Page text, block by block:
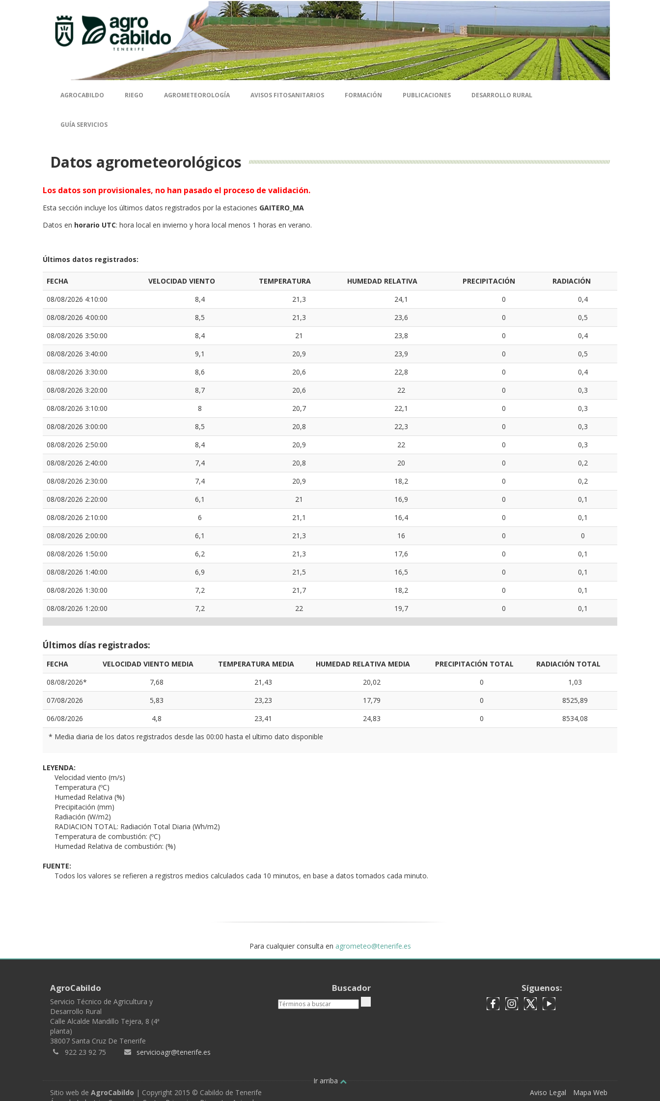
AGROCABILDO RIEGO AGROMETEOROLOGÍA AVISOS FITOSANITARIOS FORMACIÓN PUBLICACIONES DESARROLLO RURAL
GUÍA SERVICIOS
Datos agrometeorológicos
Los datos son provisionales, no han pasado el proceso de validación.
Esta sección incluye los últimos datos registrados por la estaciones GAITERO_MA
Datos en horario UTC: hora local en invierno y hora local menos 1 horas en verano.
Últimos datos registrados:
FECHA VELOCIDAD VIENTO TEMPERATURA HUMEDAD RELATIVA PRECIPITACIÓN
RADIACIÓN
08/08/2026 4:10:00
8,4 21,3 24,1 0
0,4
08/08/2026 4:00:00
8,5 21,3 23,6 0
0,5
08/08/2026 3:50:00
8,4 21 23,8 0
0,4
08/08/2026 3:40:00
9,1 20,9 23,9 0
0,5
08/08/2026 3:30:00
8,6 20,6 22,8 0
0,4
08/08/2026 3:20:00
8,7 20,6 22 0
0,3
08/08/2026 3:10:00
8 20,7 22,1 0
0,3
08/08/2026 3:00:00
8,5 20,8 22,3 0
0,3
08/08/2026 2:50:00
8,4 20,9 22 0
0,3
08/08/2026 2:40:00
7,4 20,8 20 0
0,2
08/08/2026 2:30:00
7,4 20,9 18,2 0
0,2
08/08/2026 2:20:00
6,1 21 16,9 0
0,1
08/08/2026 2:10:00
6 21,1 16,4 0
0,1
08/08/2026 2:00:00
6,1 21,3 16 0
0
08/08/2026 1:50:00
6,2 21,3 17,6 0
0,1
08/08/2026 1:40:00
6,9 21,5 16,5 0
0,1
08/08/2026 1:30:00
7,2 21,7 18,2 0
0,1
08/08/2026 1:20:00
7,2 22 19,7 0 0,1
Últimos días registrados:
FECHA VELOCIDAD VIENTO MEDIA TEMPERATURA MEDIA HUMEDAD RELATIVA MEDIA PRECIPITACIÓN TOTAL
RADIACIÓN TOTAL
08/08/2026*
7,68 21,43 20,02 0
1,03
07/08/2026
5,83 23,23 17,79 0
8525,89
06/08/2026
4,8 23,41 24,83 0
8534,08
* Media diaria de los datos registrados desde las 00:00 hasta el ultimo dato disponible
LEYENDA:
Velocidad viento (m/s)
Temperatura (ºC)
Humedad Relativa (%)
Precipitación (mm)
Radiación (W/m2)
RADIACION TOTAL: Radiación Total Diaria (Wh/m2)
Temperatura de combustión: (ºC)
Humedad Relativa de combustión: (%)
FUENTE:
Todos los valores se refieren a registros medios calculados cada 10 minutos, en base a datos tomados cada minuto.
Para cualquier consulta en agrometeo@tenerife.es
AgroCabildo
Servicio Técnico de Agricultura y
Desarrollo Rural
Calle Alcalde Mandillo Tejera, 8 (4ª
planta)
38007 Santa Cruz De Tenerife
922 23 92 75
servicioagr@tenerife.es
Buscador Síguenos:
Ir arriba
Sitio web de AgroCabildo | Copyright 2015 © Cabildo de Tenerife
Aviso Legal Mapa Web